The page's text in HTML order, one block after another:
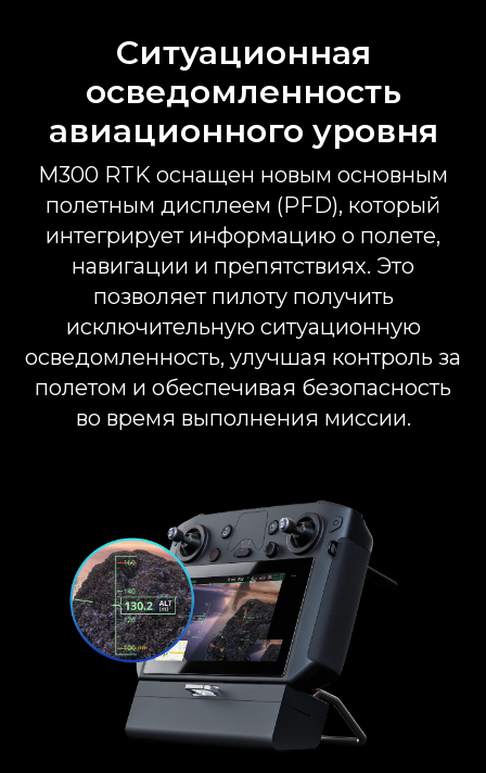
Ситуационная
осведомленность
авиационного уровня
M300 RTK оснащен новым основным
полетным дисплеем (PFD), который
интегрирует информацию о полете,
навигации и препятствиях. Это
позволяет пилоту получить
исключительную ситуационную
осведомленность, улучшая контроль за
полетом и обеспечивая безопасность
во время выполнения миссии.